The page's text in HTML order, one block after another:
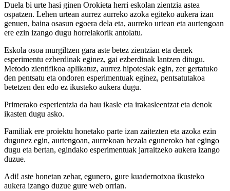
Duela bi urte hasi ginen Orokieta herri eskolan zientzia astea
ospatzen. Lehen urtean aurrez aurreko azoka egiteko aukera izan
genuen, baina osasun egoera dela eta, aurreko urtean eta aurtengoan
ere ezin izango dugu horrelakorik antolatu.
Eskola osoa murgiltzen gara aste betez zientzian eta denek
esperimentu ezberdinak eginez, gai ezberdinak lantzen ditugu.
Metodo zientifikoa aplikatuz, aurrez hipotesiak egin, zer gertatuko
den pentsatu eta ondoren esperimentuak eginez, pentsatutakoa
betetzen den edo ez ikusteko aukera dugu.
Primerako esperientzia da hau ikasle eta irakasleentzat eta denok
ikasten dugu asko.
Familiak ere proiektu honetako parte izan zaitezten eta azoka ezin
dugunez egin, aurtengoan, aurrekoan bezala eguneroko bat egingo
dugu eta bertan, egindako esperimentuak jarraitzeko aukera izango
duzue.
Adi! aste honetan zehar, egunero, gure kuadernotxoa ikusteko
aukera izango duzue gure web orrian.